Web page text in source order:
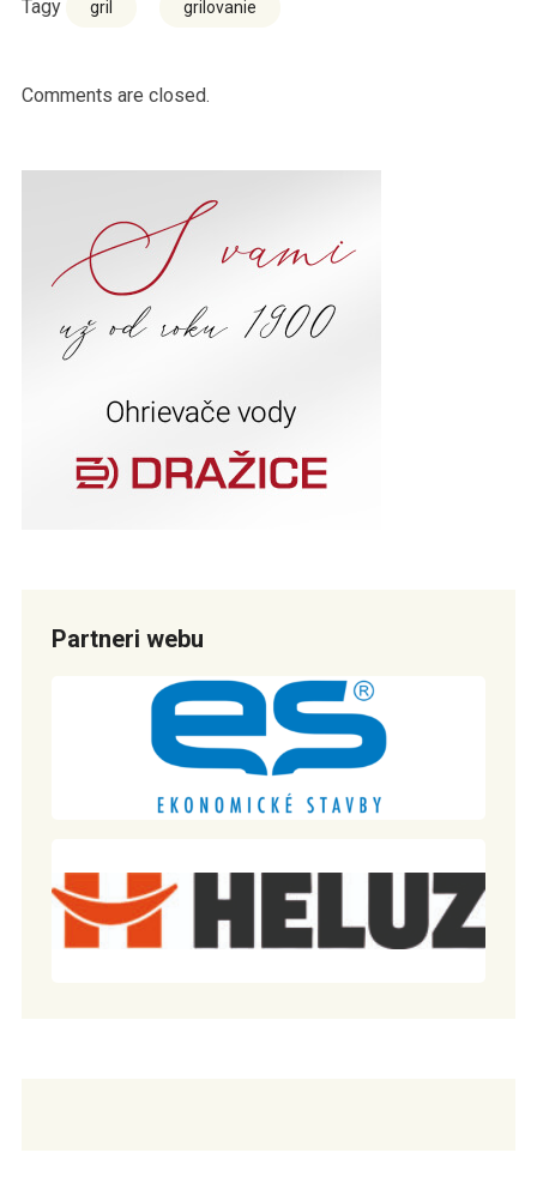
Tagy gril grilovanie
Comments are closed.
Partneri webu